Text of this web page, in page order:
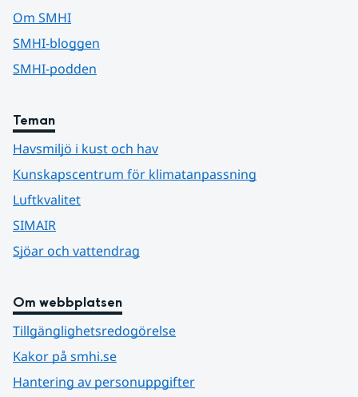
Om SMHI
SMHI-bloggen
SMHI-podden
Teman
Havsmiljö i kust och hav
Kunskapscentrum för klimatanpassning
Luftkvalitet
SIMAIR
Sjöar och vattendrag
Om webbplatsen
Tillgänglighetsredogörelse
Kakor på smhi.se
Hantering av personuppgifter